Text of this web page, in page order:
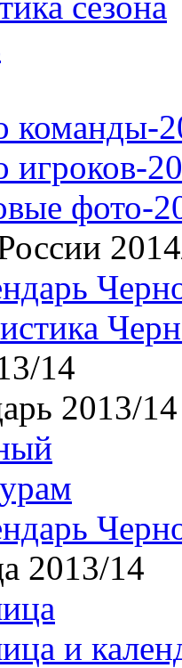
команды-
игроков-
фото-
14
2013/14
2013/14
и